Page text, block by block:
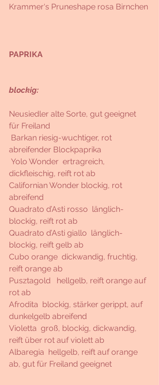
Krammer‘s Pruneshape rosa Birnchen
PAPRIKA
blockig:
Neusiedler alte Sorte, gut geeignet
für Freiland
abreifender Blockpaprika
dickfleischig, reift rot ab
Californian Wonder blockig, rot
abreifend
Quadrato d’Asti rosso  länglich-
blockig, reift rot ab
Quadrato d’Asti giallo  länglich-
blockig, reift gelb ab
Cubo orange  dickwandig, fruchtig,
reift orange ab
Pusztagold   hellgelb, reift orange auf
rot ab
Afrodita  blockig, stärker gerippt, auf
dunkelgelb abreifend
Violetta  groß, blockig, dickwandig,
reift über rot auf violett ab
Albaregia  hellgelb, reift auf orange
ab, gut für Freiland geeignet